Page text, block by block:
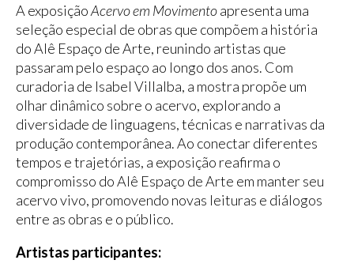
A exposiçãoAcervo em Movimentoapresenta uma
seleção especial de obras que compõem a história
do Alê Espaço de Arte, reunindo artistas que
passaram pelo espaço ao longo dos anos. Com
curadoria de Isabel Villalba, a mostra propõe um
olhar dinâmico sobre o acervo, explorando a
diversidade de linguagens, técnicas e narrativas da
produção contemporânea. Ao conectar diferentes
tempos e trajetórias, a exposição reafirma o
compromisso do Alê Espaço de Arte em manter seu
acervo vivo, promovendo novas leituras e diálogos
entre as obras e o público.
Artistas participantes: